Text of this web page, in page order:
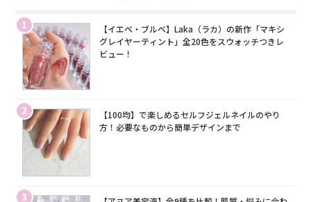
1
【イエベ・ブルベ】Laka（ラカ）の新作「マキシ
グレイヤーティント」全20色をスウォッチつきレ
ビュー！
2
【100均】で楽しめるセルフジェルネイルのやり
方！必要なものから簡単デザインまで
3